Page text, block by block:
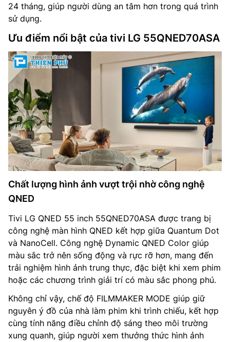
24 tháng, giúp người dùng an tâm hơn trong quá trình
sử dụng.
Ưu điểm nổi bật của tivi LG 55QNED70ASA
Chất lượng hình ảnh vượt trội nhờ công nghệ
QNED
Tivi LG QNED 55 inch 55QNED70ASA được trang bị
công nghệ màn hình QNED kết hợp giữa Quantum Dot
và NanoCell. Công nghệ Dynamic QNED Color giúp
màu sắc trở nên sống động và rực rỡ hơn, mang đến
trải nghiệm hình ảnh trung thực, đặc biệt khi xem phim
hoặc các chương trình giải trí có màu sắc phong phú.
Không chỉ vậy, chế độ FILMMAKER MODE giúp giữ
nguyên ý đồ của nhà làm phim khi trình chiếu, kết hợp
cùng tính năng điều chỉnh độ sáng theo môi trường
xung quanh, giúp người xem thưởng thức hình ảnh